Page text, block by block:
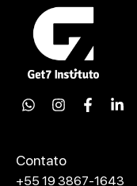
Contato
+55 19 3867-1643